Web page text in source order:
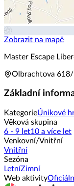
Zobrazit na mapě
Master Escape
Olbrachtova
Základní
KategorieÚnikové
Věková skupina
6 - 9 let10 a více let
Venkovní/Vnitřní
Vnitřní
Sezóna
LetníZimní
Web aktivity